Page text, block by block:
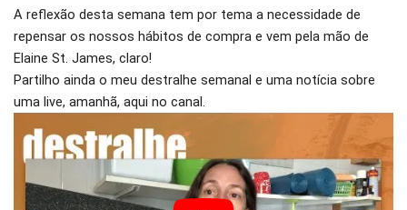
A reflexão desta semana tem por tema a necessidade de
repensar os nossos hábitos de compra e vem pela mão de
Elaine St. James, claro!
Partilho ainda o meu destralhe semanal e uma notícia sobre
uma live, amanhã, aqui no canal.